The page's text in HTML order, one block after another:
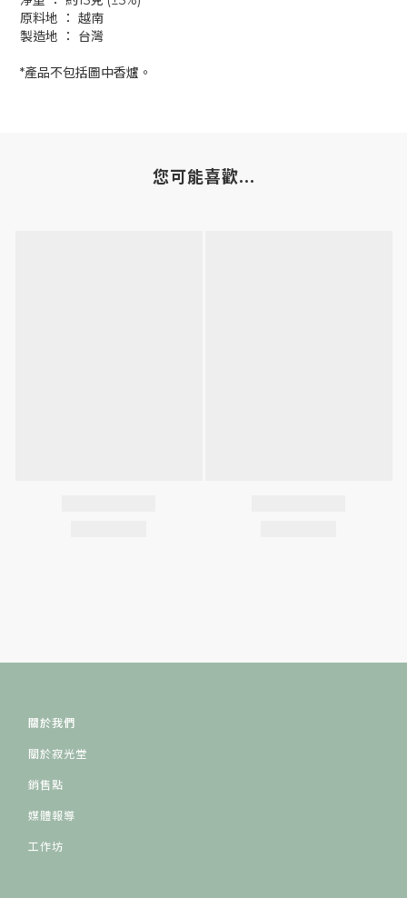
原料地 ： 越南
製造地 ： 台灣
*產品不包括圖中香爐。
您可能喜歡...
關於我們
關於寂光堂
銷售點
媒體報導
工作坊